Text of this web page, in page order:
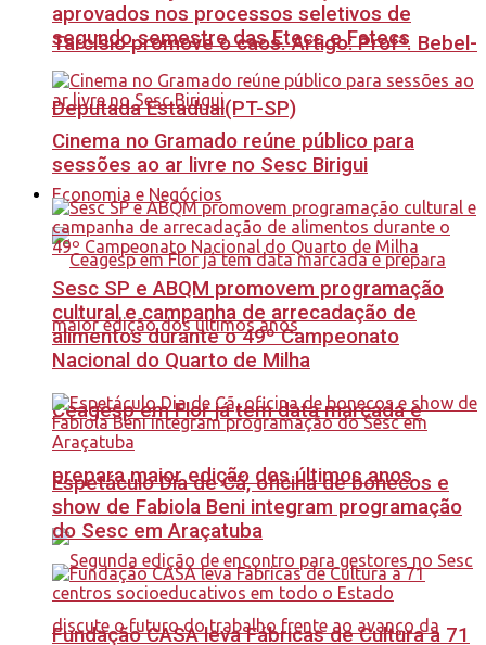
Tarcísio promove o caos. Artigo: Profª. Bebel-
Deputada Estadual(PT-SP)
Economia e Negócios
Ceagesp em Flor já tem data marcada e
prepara maior edição dos últimos anos
aprovados nos processos seletivos de
segundo semestre das Etecs e Fatecs
Cinema no Gramado reúne público para
sessões ao ar livre no Sesc Birigui
Sesc SP e ABQM promovem programação
cultural e campanha de arrecadação de
alimentos durante o 49º Campeonato
Nacional do Quarto de Milha
Espetáculo Dia de Cã, oficina de bonecos e
show de Fabiola Beni integram programação
do Sesc em Araçatuba
Fundação CASA leva Fábricas de Cultura a 71